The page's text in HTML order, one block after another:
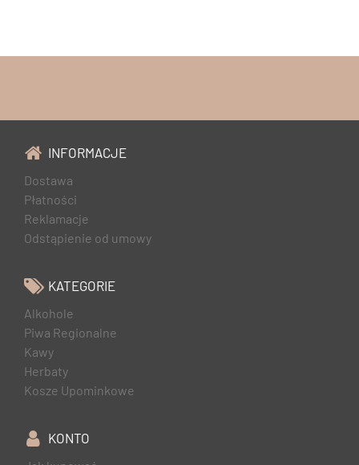
INFORMACJE
Dostawa
Płatności
Reklamacje
Odstąpienie od umowy
KATEGORIE
Alkohole
Piwa Regionalne
Kawy
Herbaty
Kosze Upominkowe
KONTO